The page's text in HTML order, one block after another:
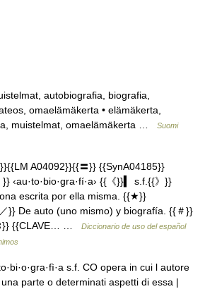
autobiografia, biografia,
omaelämäkerta • elämäkerta,
muistelmat, omaelämäkerta …
Suomi
A04092}}{{〓}} {{SynA04185}}
‹au·to·bio·gra·fí·a› {{《}}▍ s.f.{{》}}
escrita por ella misma. {{★}}
}} De auto (uno mismo) y biografía. {{＃}}
}} {{CLAVE… …
Diccionario de uso del español
s.f. CO opera in cui l autore
parte o determinati aspetti di essa |